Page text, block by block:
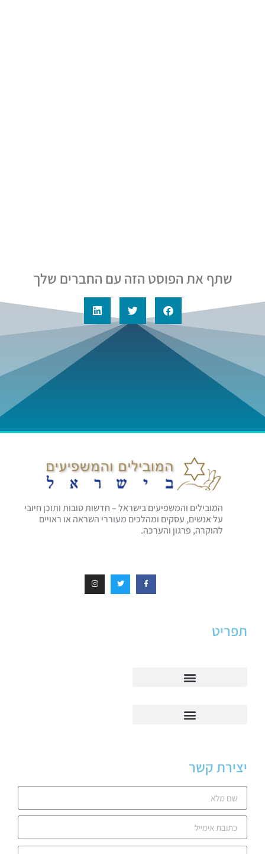
שתף את הפוסט הזה עם החברים שלך
המובילים והמשפיעים בישראל – חדשות טובות ותוכן חיובי
על אנשים, עסקים ומהלכים מעוררי השראה או ראויים
להוקרה, פרגון והערכה.
תפריט
יצירת קשר